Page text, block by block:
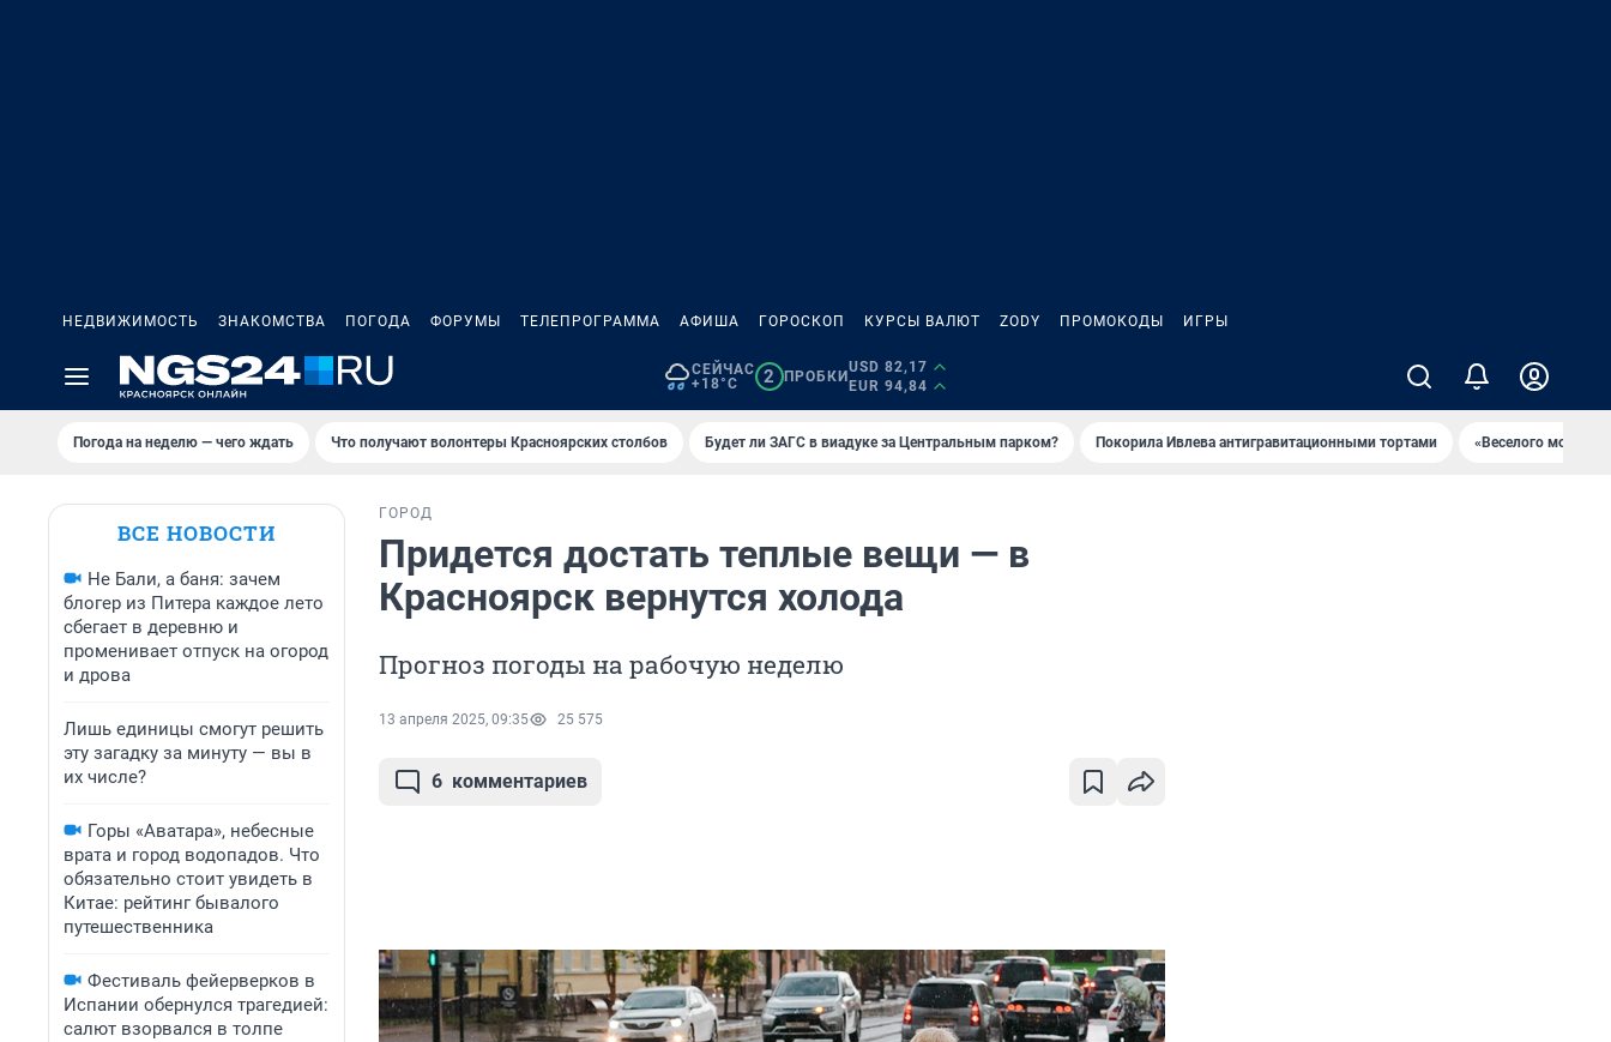
НЕДВИЖИМОСТЬ ЗНАКОМСТВА ПОГОДА ФОРУМЫ ТЕЛЕПРОГРАММА АФИША ГОРОСКОП КУРСЫ ВАЛЮТ ZODY ПРОМОКОДЫ ИГРЫ
СЕЙЧАС
+18°C
2 ПРОБКИ
USD 82,17
EUR 94,84
Погода на неделю — чего ждать Что получают волонтеры Красноярских столбов Будет ли ЗАГС в виадуке за Центральным парком? Покорила Ивлева антигравитационными тортами «Веселого
ВСЕ НОВОСТИ
Не Бали, а баня: зачем
блогер из Питера каждое лето
сбегает в деревню и
променивает отпуск на огород
и дрова
Лишь единицы смогут решить
эту загадку за минуту — вы в
их числе?
Горы «Аватара», небесные
врата и город водопадов. Что
обязательно стоит увидеть в
Китае: рейтинг бывалого
путешественника
Фестиваль фейерверков в
Испании обернулся трагедией:
салют взорвался в толпе
ГОРОД
Придется достать теплые вещи — в
Красноярск вернутся холода
Прогноз погоды на рабочую неделю
13 апреля 2025, 09:35 25 575
6 комментариев